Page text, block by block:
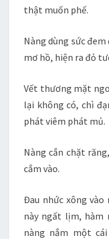
thật muốn phế.
Nàng dùng sức
mơ hồ, hiện ra đỏ
Vết thương mặt
lại không có, chì
phát viêm phát mủ.
Nàng cắn chặt
cắm vào.
Đau nhức xông
này ngất lịm, hàm
nàng nắm một